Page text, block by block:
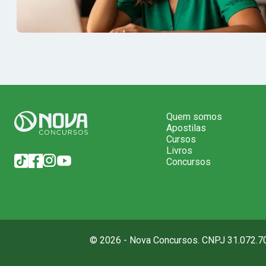
Quem somos
Apostilas
Cursos
Livros
Concursos
© 2026 - Nova Concursos. CNPJ